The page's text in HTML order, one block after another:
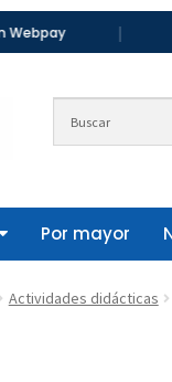
|
Por mayor
Actividades didácticas